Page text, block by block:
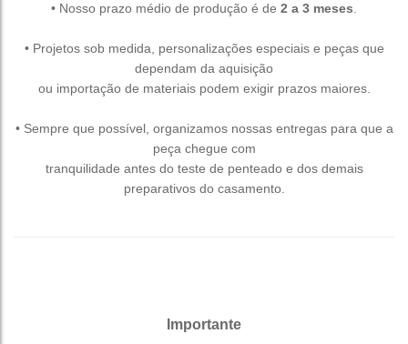
• Nosso prazo médio de produção é de 2 a 3 meses
• Projetos sob medida, personalizações especiais e peças que
dependam da aquisição
ou importação de materiais podem exigir prazos maiores.
• Sempre que possível, organizamos nossas entregas para que a
peça chegue com
tranquilidade antes do teste de penteado e dos demais
preparativos do casamento.
Importante